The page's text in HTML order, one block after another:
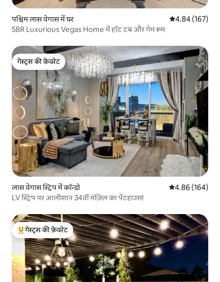
पश्चिम लास वेगास में घर औसत रेटिंग 5 में से
4.84 (167)
5BR Luxurious Vegas Home में हॉट टब और गेम रूम
गेस्ट्स की फ़ेवरेट
गेस्ट्स की फ़ेवरेट
लास वेगास स्ट्रिप में कॉन्डो औसत रेटिंग 5 में से
4.86 (164)
LV स्ट्रिप पर आलीशान 34वीं मंज़िल का पेंटहाउस!
गेस्ट्स का टॉप फ़ेवरेट
गेस्ट्स की फ़ेवरेट